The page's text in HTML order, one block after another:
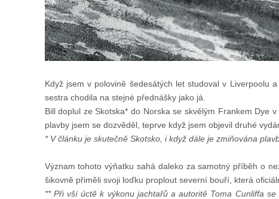
Když jsem v polovině šedesátých let studoval v Liverpoolu
sestra chodila na stejné přednášky jako já.
Bill doplul ze Skotska* do Norska se skvělým Frankem Dye
plavby jsem se dozvěděl, teprve když jsem objevil druhé
* V článku je skutečně Skotsko, i když dále je zmiňována
Význam tohoto výňatku sahá daleko za samotný příběh o
šikovně přiměli svoji loďku proplout severní bouří, která
** Při vší úctě k výkonu jachtařů a autoritě Toma Cunliffa